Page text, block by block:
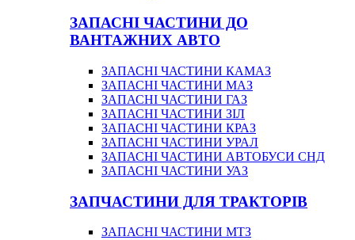
ЗАПАСНІ ЧАСТИНИ ДО
ВАНТАЖНИХ АВТО
ЗАПАСНІ ЧАСТИНИ КАМАЗ
ЗАПАСНІ ЧАСТИНИ МАЗ
ЗАПАСНІ ЧАСТИНИ ГАЗ
ЗАПАСНІ ЧАСТИНИ ЗІЛ
ЗАПАСНІ ЧАСТИНИ КРАЗ
ЗАПАСНІ ЧАСТИНИ УРАЛ
ЗАПАСНІ ЧАСТИНИ АВТОБУСИ СНД
ЗАПАСНІ ЧАСТИНИ УАЗ
ЗАПЧАСТИНИ ДЛЯ ТРАКТОРІВ
ЗАПАСНІ ЧАСТИНИ МТЗ